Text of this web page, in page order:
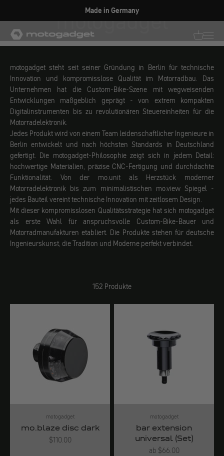
Welcome to our U.S. Store
motogadget GmbHmotogadget
motogadget steht seit seiner Gründung in Berlin für technische
Innovation und kompromisslose Qualität im Motorradbau. Das
Unternehmen hat die Custom-Bike-Szene mit wegweisenden
Entwicklungen maßgeblich geprägt - von extrem kompakten
Digitalinstrumenten bis zu revolutionären Steuereinheiten für die
Motorradelektronik.
Jedes Produkt wird von einem Team leidenschaftlicher Ingenieure in
Berlin entwickelt und nach höchsten Standards in Deutschland
gefertigt. Die motogadget-Philosophie zeigt sich in jedem Detail:
hochwertige Materialien, präzise CNC-Fertigung und durchdachte
Funktionalität. Von der mo.unit als Herzstück moderner
Motorradelektronik bis zum minimalistischen mo.view Spiegel -
jedes Bauteil vereint technische Innovation mit zeitlosem Design.
Mit dieser kompromisslosen Qualitätsstrategie hat sich motogadget
als erste Wahl für anspruchsvolle Custom-Bike-Bauer und
Motorradmanufakturen etabliert. Die Produkte stehen für deutsche
Ingenieurskunst, die Tradition und Moderne perfekt verbindet.
152 Produkte
motogadget
mo.blaze disc dark
Angebot
$110.00
motogadget
bar extension
universal (Set)
Angebot
ab $66.00